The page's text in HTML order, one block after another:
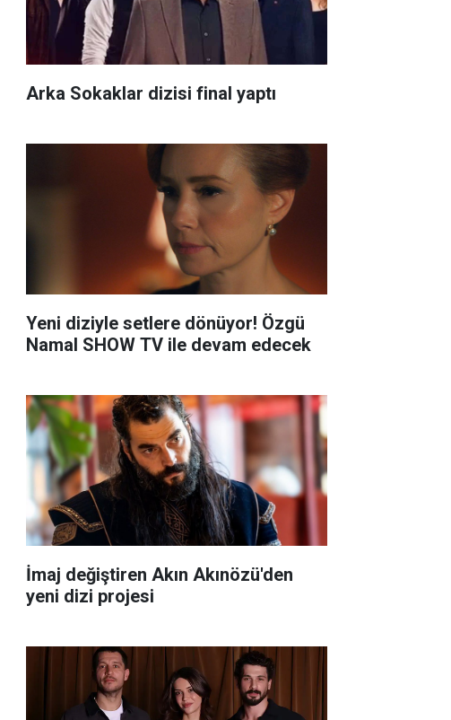
Arka Sokaklar dizisi final yaptı
Yeni diziyle setlere dönüyor! Özgü
Namal SHOW TV ile devam edecek
İmaj değiştiren Akın Akınözü'den
yeni dizi projesi